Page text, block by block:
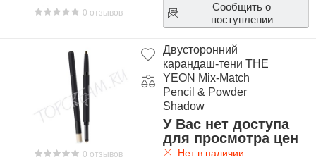
0 отзывов
Сообщить о
поступлении
0 отзывов
Двусторонний
карандаш-тени THE
YEON Mix-Match
Pencil & Powder
Shadow
У Вас нет доступа
для просмотра цен
Нет в наличии